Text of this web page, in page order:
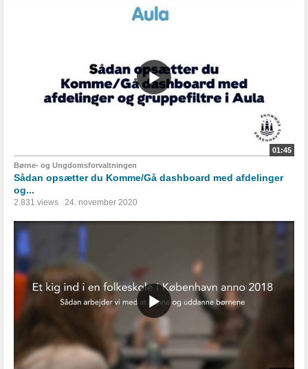
01:45
Børne- og Ungdomsforvaltningen
Sådan opsætter du Komme/Gå dashboard med afdelinger
og...
2.831 views 24. november 2020